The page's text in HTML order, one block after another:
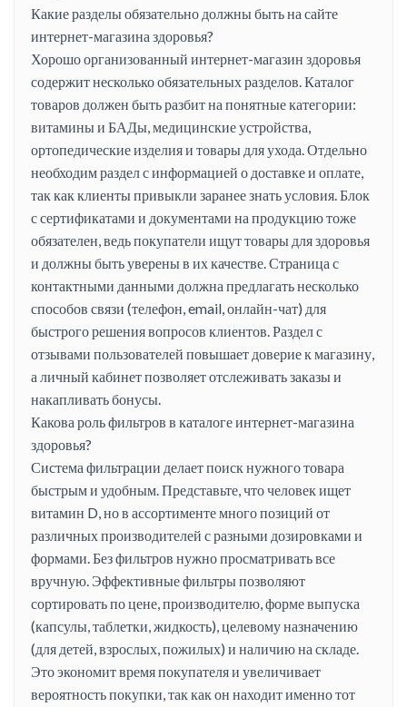
Какие разделы обязательно должны быть на сайте
интернет-магазина здоровья?
Хорошо организованный интернет-магазин здоровья
содержит несколько обязательных разделов. Каталог
товаров должен быть разбит на понятные категории:
витамины и БАДы, медицинские устройства,
ортопедические изделия и товары для ухода. Отдельно
необходим раздел с информацией о доставке и оплате,
так как клиенты привыкли заранее знать условия. Блок
с сертификатами и документами на продукцию тоже
обязателен, ведь покупатели ищут товары для здоровья
и должны быть уверены в их качестве. Страница с
контактными данными должна предлагать несколько
способов связи (телефон, email, онлайн-чат) для
быстрого решения вопросов клиентов. Раздел с
отзывами пользователей повышает доверие к магазину,
а личный кабинет позволяет отслеживать заказы и
накапливать бонусы.
Какова роль фильтров в каталоге интернет-магазина
здоровья?
Система фильтрации делает поиск нужного товара
быстрым и удобным. Представьте, что человек ищет
витамин D, но в ассортименте много позиций от
различных производителей с разными дозировками и
формами. Без фильтров нужно просматривать все
вручную. Эффективные фильтры позволяют
сортировать по цене, производителю, форме выпуска
(капсулы, таблетки, жидкость), целевому назначению
(для детей, взрослых, пожилых) и наличию на складе.
Это экономит время покупателя и увеличивает
вероятность покупки, так как он находит именно тот